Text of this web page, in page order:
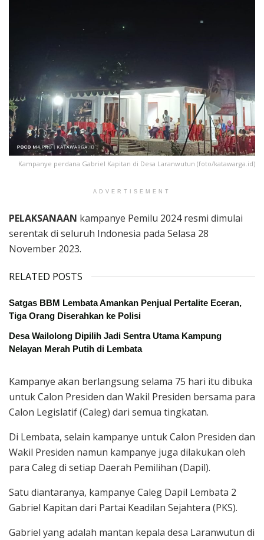
Kampanye perdana Gabriel Kapitan di Desa Laranwutun (foto/katawarga.id)
ADVERTISEMENT
PELAKSANAAN kampanye Pemilu 2024 resmi dimulai
serentak di seluruh Indonesia pada Selasa 28
November 2023.
RELATED POSTS
Satgas BBM Lembata Amankan Penjual Pertalite Eceran,
Tiga Orang Diserahkan ke Polisi
Desa Wailolong Dipilih Jadi Sentra Utama Kampung
Nelayan Merah Putih di Lembata
Kampanye akan berlangsung selama 75 hari itu dibuka
untuk Calon Presiden dan Wakil Presiden bersama para
Calon Legislatif (Caleg) dari semua tingkatan.
Di Lembata, selain kampanye untuk Calon Presiden dan
Wakil Presiden namun kampanye juga dilakukan oleh
para Caleg di setiap Daerah Pemilihan (Dapil).
Satu diantaranya, kampanye Caleg Dapil Lembata 2
Gabriel Kapitan dari Partai Keadilan Sejahtera (PKS).
Gabriel yang adalah mantan kepala desa Laranwutun di